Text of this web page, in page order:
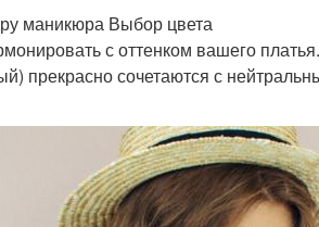
маникюра Выбор цвета
с оттенком вашего
прекрасно сочетаются с